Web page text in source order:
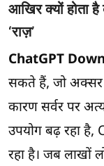
आखिर क्यों होता है
‘राज़’
ChatGPT Down
सकते हैं, जो अक्सर
कारण सर्वर पर
उपयोग बढ़ रहा है,
रहा है। जब लाखों